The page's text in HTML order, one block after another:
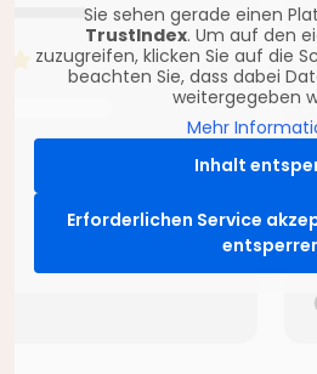
Sie sehen gerade einen
TrustIndex. Um auf den
zuzugreifen, klicken Sie auf die
beachten Sie, dass dabei
weitergegeben
Mehr
Inhalt
Erforderlichen Service